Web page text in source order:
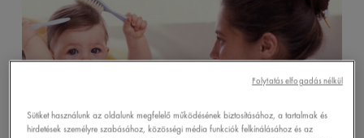
Sütiket használunk az oldalunk megfelelő működésének biztosításához, a tartalmak és
hirdetések személyre szabásához, közösségi média funkciók felkínálásához és az
Folytatás elfogadás nélkül